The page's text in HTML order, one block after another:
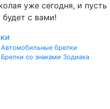
уже сегодня, и пусть
будет с вами!
Автомобильные брелки
Брелки со знаками Зодиака